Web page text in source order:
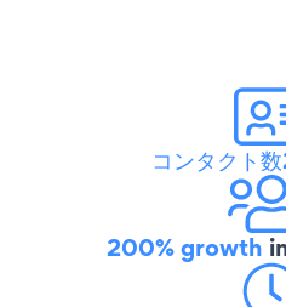
コンタクト
200% growth